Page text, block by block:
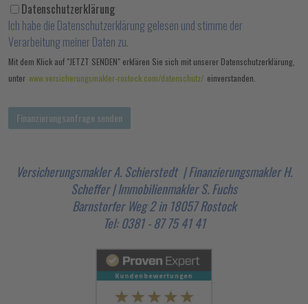
Datenschutzerklärung
Ich habe die Datenschutzerklärung gelesen und stimme der
Verarbeitung meiner Daten zu.
Mit dem Klick auf "JETZT SENDEN" erklären Sie sich mit unserer Datenschutzerklärung,
unter www.versicherungsmakler-rostock.com/datenschutz/ einverstanden.
Versicherungsmakler A. Schierstedt | Finanzierungsmakler H.
Scheffer | Immobilienmakler S. Fuchs
Barnstorfer Weg 2 in 18057 Rostock
Tel: 0381 - 87 75 41 41